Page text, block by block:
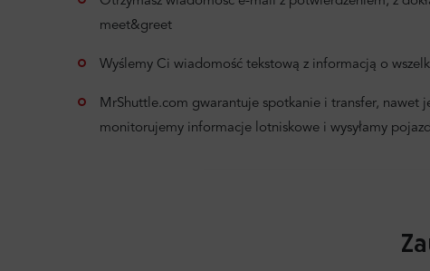
meet&greet
Wyślemy Ci wiadomość tekstową z informacją o
MrShuttle.com gwarantuje spotkanie i transfer, nawet
monitorujemy informacje lotniskowe i wysyłamy